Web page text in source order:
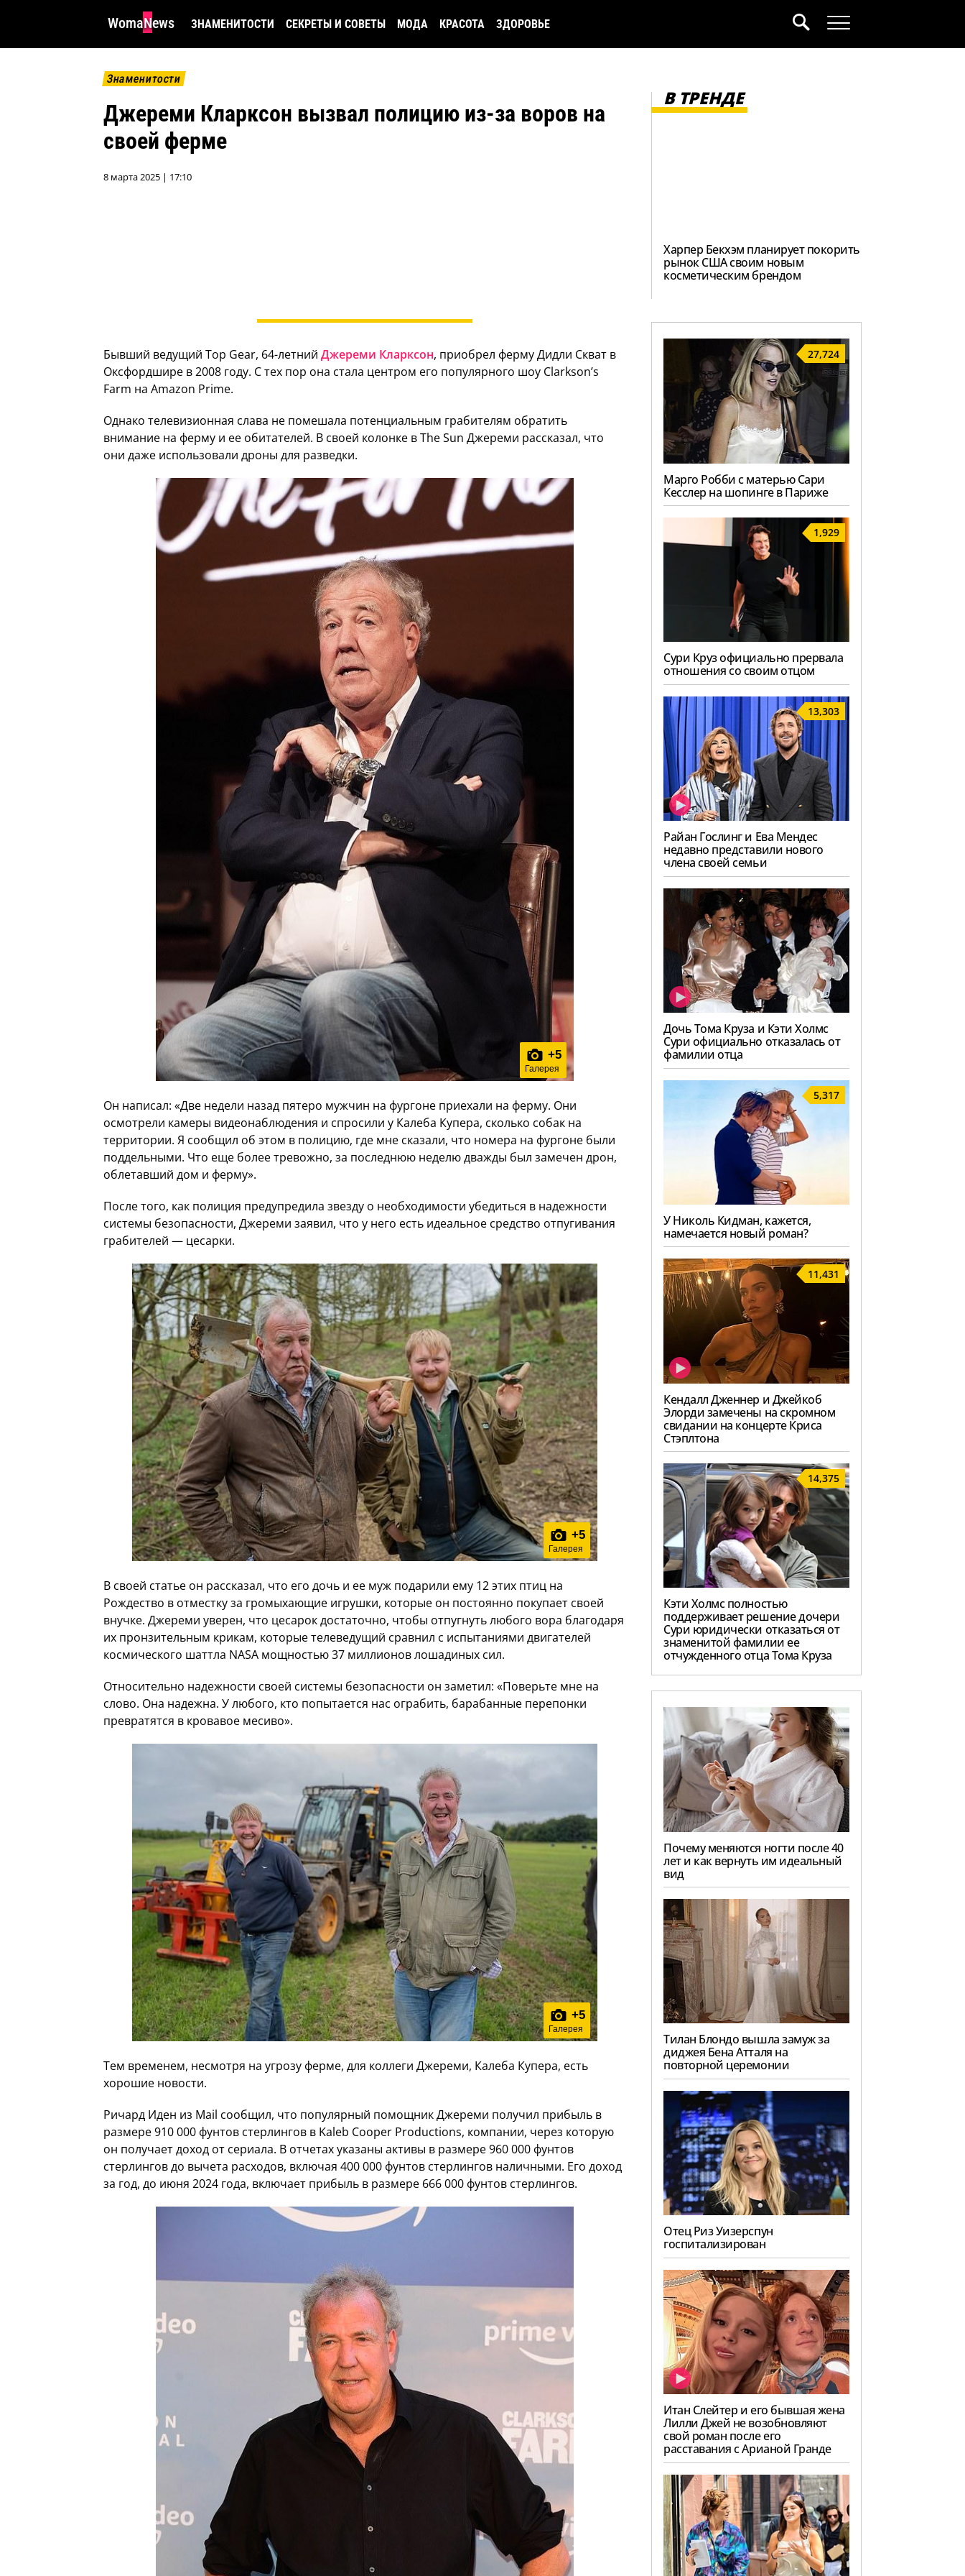
WomaNews ЗНАМЕНИТОСТИ СЕКРЕТЫ И СОВЕТЫ МОДА КРАСОТА ЗДОРОВЬЕ
Знаменитости
Джереми Кларксон вызвал полицию из-за воров на
своей ферме
8 марта 2025 | 17:10
Бывший ведущий Top Gear, 64-летний Джереми Кларксон, приобрел ферму Дидли Скват в
Оксфордшире в 2008 году. С тех пор она стала центром его популярного шоу Clarkson’s
Farm на Amazon Prime.
Однако телевизионная слава не помешала потенциальным грабителям обратить
внимание на ферму и ее обитателей. В своей колонке в The Sun Джереми рассказал, что
они даже использовали дроны для разведки.
+5
Галерея
Он написал: «Две недели назад пятеро мужчин на фургоне приехали на ферму. Они
осмотрели камеры видеонаблюдения и спросили у Калеба Купера, сколько собак на
территории. Я сообщил об этом в полицию, где мне сказали, что номера на фургоне были
поддельными. Что еще более тревожно, за последнюю неделю дважды был замечен дрон,
облетавший дом и ферму».
После того, как полиция предупредила звезду о необходимости убедиться в надежности
системы безопасности, Джереми заявил, что у него есть идеальное средство отпугивания
грабителей — цесарки.
+5
Галерея
В своей статье он рассказал, что его дочь и ее муж подарили ему 12 этих птиц на
Рождество в отместку за громыхающие игрушки, которые он постоянно покупает своей
внучке. Джереми уверен, что цесарок достаточно, чтобы отпугнуть любого вора благодаря
их пронзительным крикам, которые телеведущий сравнил с испытаниями двигателей
космического шаттла NASA мощностью 37 миллионов лошадиных сил.
Относительно надежности своей системы безопасности он заметил: «Поверьте мне на
слово. Она надежна. У любого, кто попытается нас ограбить, барабанные перепонки
превратятся в кровавое месиво».
+5
Галерея
Тем временем, несмотря на угрозу ферме, для коллеги Джереми, Калеба Купера, есть
хорошие новости.
Ричард Иден из Mail сообщил, что популярный помощник Джереми получил прибыль в
размере 910 000 фунтов стерлингов в Kaleb Cooper Productions, компании, через которую
он получает доход от сериала. В отчетах указаны активы в размере 960 000 фунтов
стерлингов до вычета расходов, включая 400 000 фунтов стерлингов наличными. Его доход
за год, до июня 2024 года, включает прибыль в размере 666 000 фунтов стерлингов.
В ТРЕНДЕ
Харпер Бекхэм планирует покорить
рынок США своим новым
косметическим брендом
27,724
Марго Робби с матерью Сари
Кесслер на шопинге в Париже
1,929
Сури Круз официально прервала
отношения со своим отцом
13,303
Райан Гослинг и Ева Мендес
недавно представили нового
члена своей семьи
Дочь Тома Круза и Кэти Холмс
Сури официально отказалась от
фамилии отца
5,317
У Николь Кидман, кажется,
намечается новый роман?
11,431
Кендалл Дженнер и Джейкоб
Элорди замечены на скромном
свидании на концерте Криса
Стэплтона
14,375
Кэти Холмс полностью
поддерживает решение дочери
Сури юридически отказаться от
знаменитой фамилии ее
отчужденного отца Тома Круза
Почему меняются ногти после 40
лет и как вернуть им идеальный
вид
Тилан Блондо вышла замуж за
диджея Бена Атталя на
повторной церемонии
Отец Риз Уизерспун
госпитализирован
Итан Слейтер и его бывшая жена
Лилли Джей не возобновляют
свой роман после его
расставания с Арианой Гранде